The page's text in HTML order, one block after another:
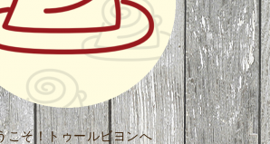
こそ！トゥールビヨンへ